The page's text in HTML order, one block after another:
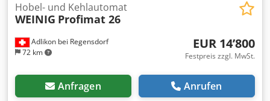
Adlikon bei Regensdorf
72 km
Hobel- und Kehlautomat
WEINIG Profimat 26
EUR 14’800
Festpreis zzgl. MwSt.
Anfragen Anrufen